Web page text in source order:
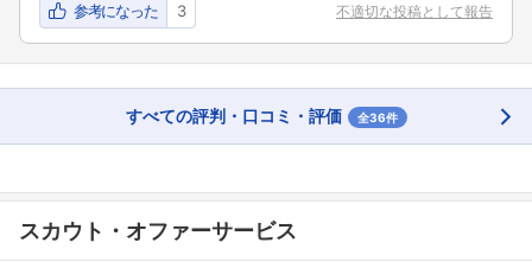
参考になった 3 不適切な投稿として報告
すべての評判・口コミ・評価 全36件
スカウト・オファーサービス